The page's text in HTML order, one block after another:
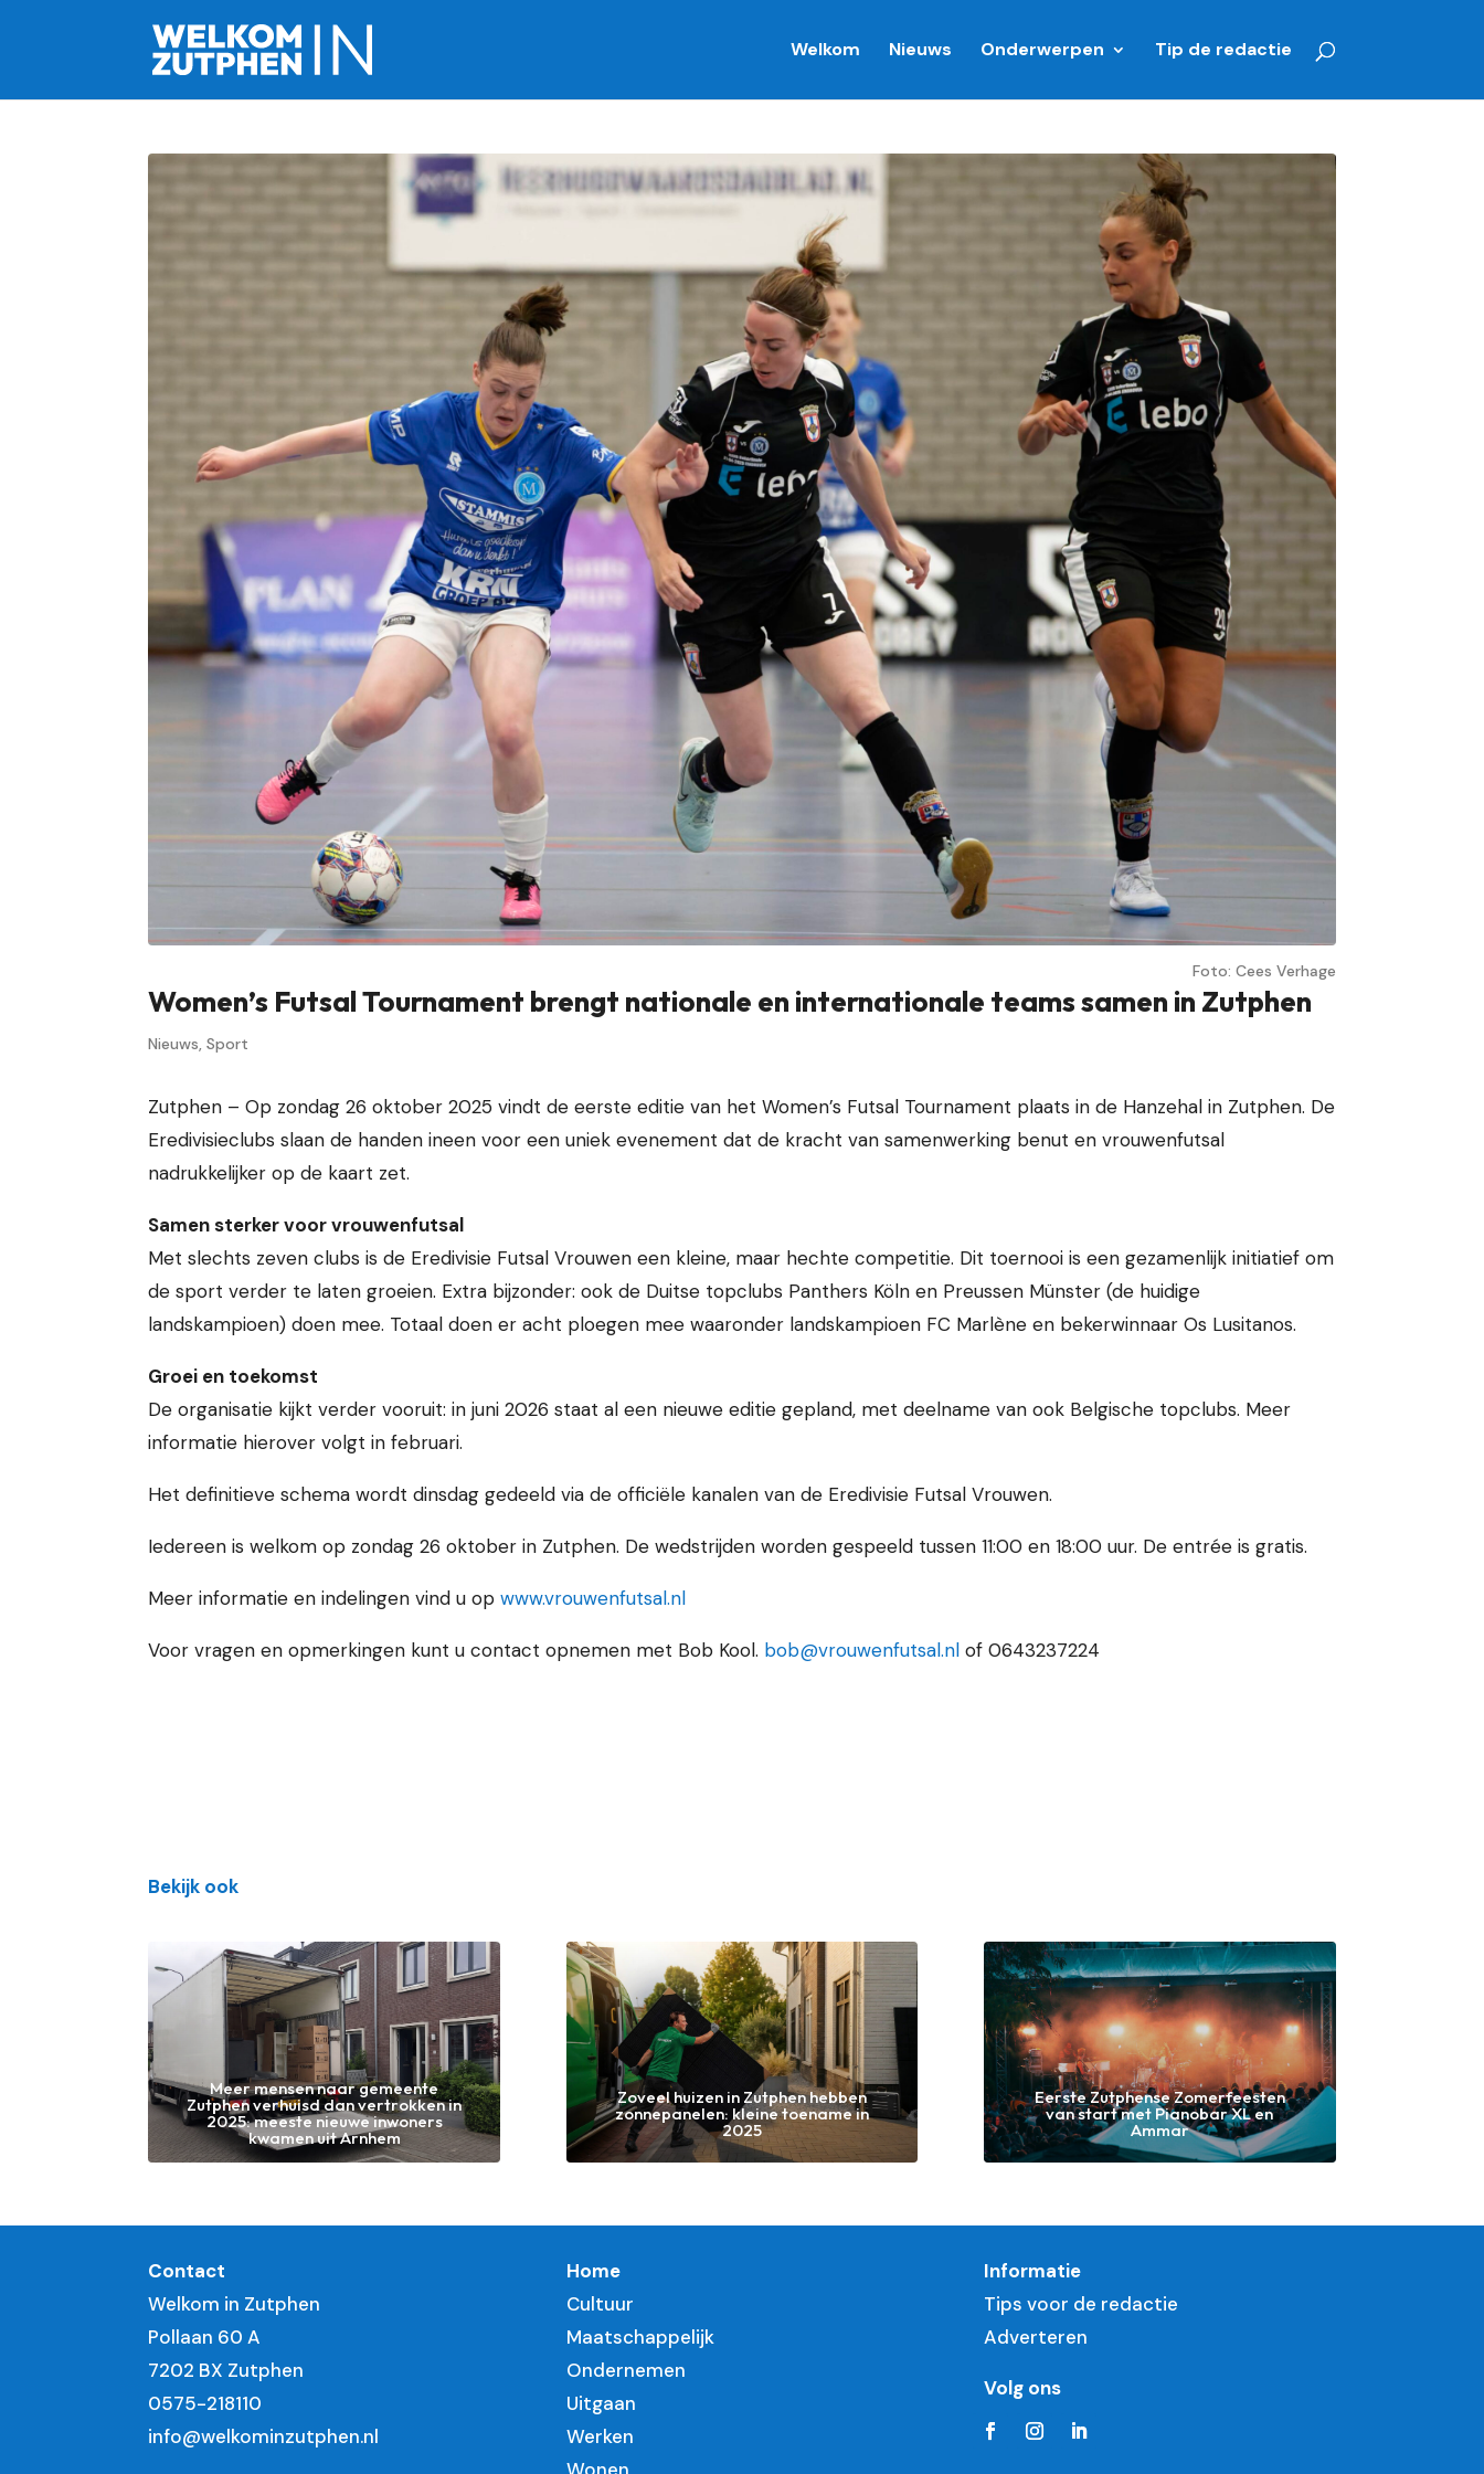
Welkom Nieuws Onderwerpen Tip de redactie
Foto: Cees Verhage
Women’s Futsal Tournament brengt nationale en internationale teams samen in Zutphen
Nieuws,Sport
Zutphen – Op zondag 26 oktober 2025 vindt de eerste editie van het Women’s Futsal Tournament plaats in de Hanzehal in Zutphen. De
Eredivisieclubs slaan de handen ineen voor een uniek evenement dat de kracht van samenwerking benut en vrouwenfutsal
nadrukkelijker op de kaart zet.
Samen sterker voor vrouwenfutsal
Met slechts zeven clubs is de Eredivisie Futsal Vrouwen een kleine, maar hechte competitie. Dit toernooi is een gezamenlijk initiatief om
de sport verder te laten groeien. Extra bijzonder: ook de Duitse topclubs Panthers Köln en Preussen Münster (de huidige
landskampioen) doen mee. Totaal doen er acht ploegen mee waaronder landskampioen FC Marlène en bekerwinnaar Os Lusitanos.
Groei en toekomst
De organisatie kijkt verder vooruit: in juni 2026 staat al een nieuwe editie gepland, met deelname van ook Belgische topclubs. Meer
informatie hierover volgt in februari.
Het definitieve schema wordt dinsdag gedeeld via de officiële kanalen van de Eredivisie Futsal Vrouwen.
Iedereen is welkom op zondag 26 oktober in Zutphen. De wedstrijden worden gespeeld tussen 11:00 en 18:00 uur. De entrée is gratis.
Meer informatie en indelingen vind u opwww.vrouwenfutsal.nl
Voor vragen en opmerkingen kunt u contact opnemen met Bob Kool. bob@vrouwenfutsal.nl of 0643237224
Bekijk ook
Meer mensen naar gemeente
Zutphen verhuisd dan vertrokken in
2025: meeste nieuwe inwoners
kwamen uit Arnhem
Zoveel huizen in Zutphen hebben
zonnepanelen: kleine toename in
2025
Eerste Zutphense Zomerfeesten
van start met Pianobar XL en
Ammar
Contact
Welkom in Zutphen
Pollaan 60 A
7202 BX Zutphen
0575-218110
info@welkominzutphen.nl
Home
Cultuur
Maatschappelijk
Ondernemen
Uitgaan
Werken
Informatie
Tips voor de redactie
Adverteren
Volg ons